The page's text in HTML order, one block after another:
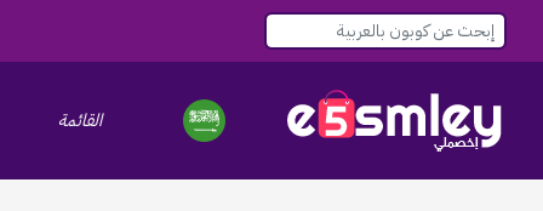
navigation
القائمة